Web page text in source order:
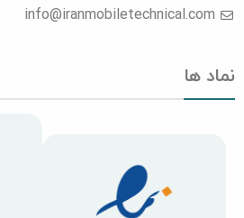
info@iranmobiletechnical.com
نماد ها